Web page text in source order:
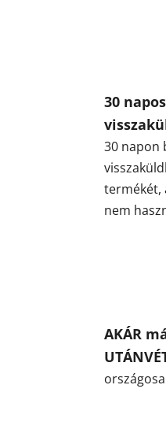
30 napos
30 napon
termékét,
nem
AKÁR